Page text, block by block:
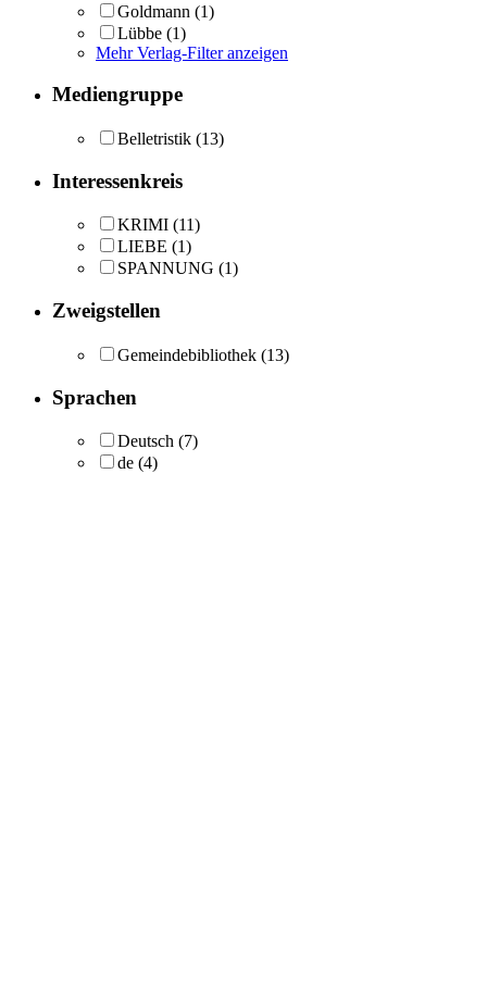
Goldmann (1)
Lübbe (1)
Mehr Verlag-Filter anzeigen
Mediengruppe
Belletristik (13)
Interessenkreis
KRIMI (11)
LIEBE (1)
SPANNUNG (1)
Zweigstellen
Gemeindebibliothek (13)
Sprachen
Deutsch (7)
de (4)